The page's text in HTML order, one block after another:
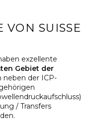
VON SUISSE
exzellente
Gebiet der
neben der ICP-
/ Transfers